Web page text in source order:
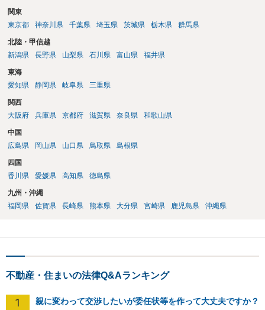
関東
東京都
神奈川県 千葉県 埼玉県 茨城県 栃木県 群馬県
北陸・甲信越
新潟県
長野県 山梨県 石川県 富山県 福井県
東海
愛知県
静岡県 岐阜県 三重県
関西
大阪府
兵庫県 京都府 滋賀県 奈良県 和歌山県
中国
広島県
岡山県 山口県 鳥取県 島根県
四国
香川県
愛媛県 高知県 徳島県
九州・沖縄
福岡県
佐賀県 長崎県 熊本県 大分県 宮崎県 鹿児島県 沖縄県
不動産・住まいの法律Q&Aランキング
1 親に変わって交渉したいが委任状等を作って大丈夫ですか？